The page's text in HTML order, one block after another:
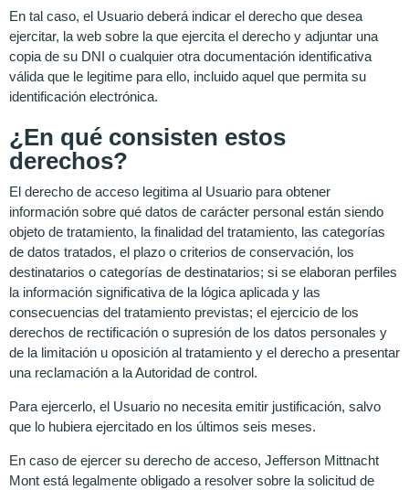
En tal caso, el Usuario deberá indicar el derecho que desea
ejercitar, la web sobre la que ejercita el derecho y adjuntar una
copia de su DNI o cualquier otra documentación identificativa
válida que le legitime para ello, incluido aquel que permita su
identificación electrónica.
¿En qué consisten estos
derechos?
El derecho de acceso legitima al Usuario para obtener
información sobre qué datos de carácter personal están siendo
objeto de tratamiento, la finalidad del tratamiento, las categorías
de datos tratados, el plazo o criterios de conservación, los
destinatarios o categorías de destinatarios; si se elaboran perfiles
la información significativa de la lógica aplicada y las
consecuencias del tratamiento previstas; el ejercicio de los
derechos de rectificación o supresión de los datos personales y
de la limitación u oposición al tratamiento y el derecho a presentar
una reclamación a la Autoridad de control.
Para ejercerlo, el Usuario no necesita emitir justificación, salvo
que lo hubiera ejercitado en los últimos seis meses.
En caso de ejercer su derecho de acceso, Jefferson Mittnacht
Mont está legalmente obligado a resolver sobre la solicitud de